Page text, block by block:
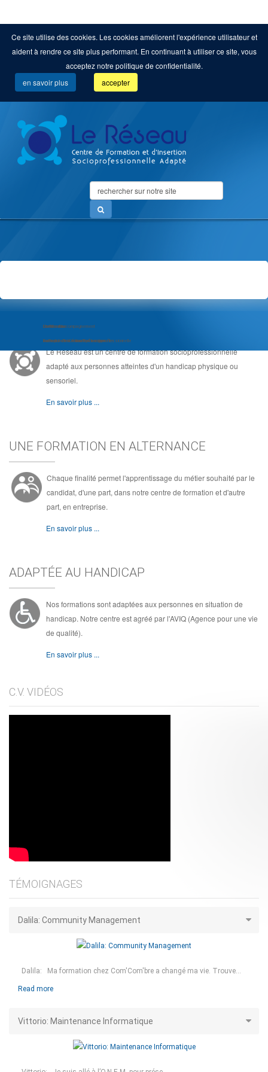
Ce site utilise des cookies. Les cookies améliorent l'expérience utilisateur et
aident à rendre ce site plus performant. En continuant à utiliser ce site, vous
acceptez notre politique de confidentialité.
en savoir plus
accepter
Search
...
Module d'Accompagnement
au Projet d'Insertion Professionnelle
Com'Com'bre
Formation de Community Manager
Le Réseau
Au coeur de la formation socioprofessionnelle
Le Réseau est un centre de formation socioprofessionnelle
adapté aux personnes atteintes d'un handicap physique ou
sensoriel.
En savoir plus ...
UNE FORMATION EN ALTERNANCE
Chaque finalité permet l'apprentissage du métier souhaité par le
candidat, d'une part, dans notre centre de formation et d'autre
part, en entreprise.
En savoir plus ...
ADAPTÉE AU HANDICAP
Nos formations sont adaptées aux personnes en situation de
handicap. Notre centre est agréé par l'AVIQ (Agence pour une vie
de qualité).
En savoir plus ...
C.V. VIDÉOS
TÉMOIGNAGES
Dalila: Community Management
Dalila: Ma formation chez Com'Com'bre a changé ma vie. Trouve...
Read more
Vittorio: Maintenance Informatique